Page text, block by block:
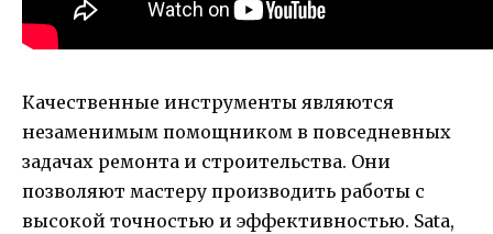
Качественные инструменты являются
незаменимым помощником в повседневных
задачах ремонта и строительства. Они
позволяют мастеру производить работы с
высокой точностью и эффективностью. Sata,